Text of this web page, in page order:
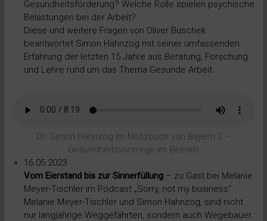
Gesundheitsförderung? Welche Rolle spielen psychische
Belastungen bei der Arbeit?
Diese und weitere Fragen von Oliver Buschek
beantwortet Simon Hahnzog mit seiner umfassenden
Erfahrung der letzten 15 Jahre aus Beratung, Forschung
und Lehre rund um das Thema Gesunde Arbeit.
Dr. Simon Hahnzog im Notizbuch von Bayern 2 –
Gesundheitsvorsorge im Betrieb
16.05.2023
Vom Eierstand bis zur Sinnerfüllung – zu Gast bei Melanie
Meyer-Tischler im Podcast „Sorry, not my business“
Melanie Meyer-Tischler und Simon Hahnzog, sind nicht
nur langjährige Weggefährten, sondern auch Wegebauer.